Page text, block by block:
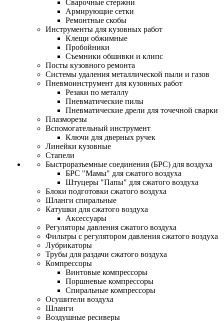
Сварочные стержни
Армирующие сетки
Ремонтные скобы
Инструменты для кузовных работ
Клещи обжимные
Пробойники
Съемники обшивки и клипс
Посты кузовного ремонта
Системы удаления металлической пыли и газов
Пневмоинструмент для кузовных работ
Резаки по металлу
Пневматические пилы
Пневматические дрели для точечной сварки
Плазморезы
Вспомогательный инструмент
Ключи для дверных ручек
Линейки кузовные
Стапели
Быстроразъемные соединения (БРС) для воздуха
БРС "Мамы" для сжатого воздуха
Штуцеры "Папы" для сжатого воздуха
Блоки подготовки сжатого воздуха
Шланги спиральные
Катушки для сжатого воздуха
Аксессуары
Регуляторы давления сжатого воздуха
Фильтры с регулятором давления сжатого воздуха
Лубрикаторы
Трубы для раздачи сжатого воздуха
Компрессоры
Винтовые компрессоры
Поршневые компрессоры
Спиральные компрессоры
Осушители воздуха
Шланги
Воздушные ресиверы